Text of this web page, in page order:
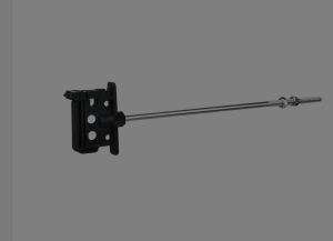
Merkmale